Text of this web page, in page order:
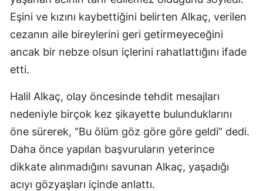
Eşini ve kızını kaybettiğini belirten Alkaç, verilen
cezanın aile bireylerini geri getirmeyeceğini
ancak bir nebze olsun içlerini rahatlattığını ifade
etti.
Halil Alkaç, olay öncesinde tehdit mesajları
nedeniyle birçok kez şikayette bulunduklarını
öne sürerek, “Bu ölüm göz göre göre geldi” dedi.
Daha önce yapılan başvuruların yeterince
dikkate alınmadığını savunan Alkaç, yaşadığı
acıyı gözyaşları içinde anlattı.